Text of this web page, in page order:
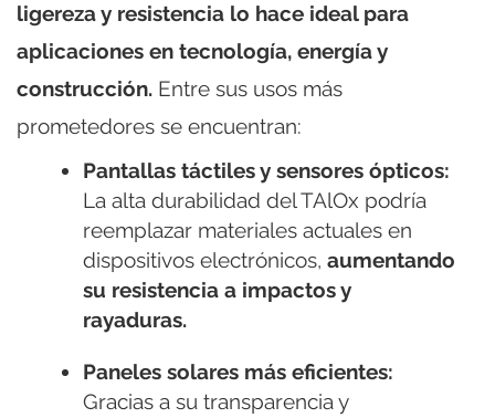
ligereza y resistencia lo hace ideal para
aplicaciones en tecnología, energía y
construcción. Entre sus usos más
prometedores se encuentran:
Pantallas táctiles y sensores ópticos:
La alta durabilidad del TAlOx podría
reemplazar materiales actuales en
dispositivos electrónicos, aumentando
su resistencia a impactos y
rayaduras.
Paneles solares más eficientes:
Gracias a su transparencia y